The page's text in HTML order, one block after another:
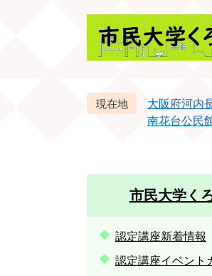
大阪府河内
南花台公民
市民大学く
認定講座新着情報
認定講座イベント